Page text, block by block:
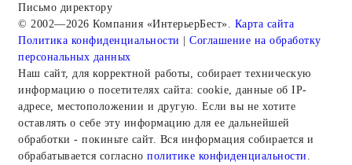
Письмо директору
© 2002—2026 Компания «ИнтерьерБест». Карта сайта
Политика конфиденциальности | Соглашение на обработку
персональных данных
Наш сайт, для корректной работы, собирает техническую
информацию о посетителях сайта: cookie, данные об IP-
адресе, местоположении и другую. Если вы не хотите
оставлять о себе эту информацию для ее дальнейшей
обработки - покиньте сайт. Вся информация собирается и
обрабатывается согласно политике конфиденциальности